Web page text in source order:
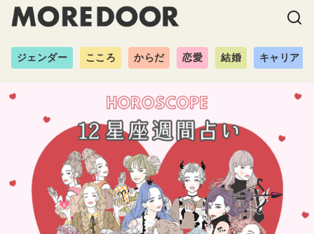
ジェンダー こころ からだ 恋愛 結婚 キャリア